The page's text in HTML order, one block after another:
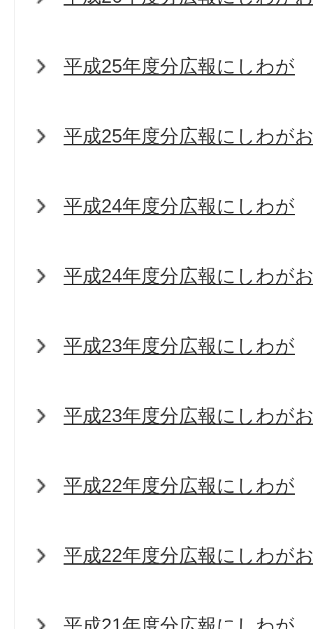
平成25年度分広報にしわが
平成25年度分広報にしわが
平成24年度分広報にしわが
平成24年度分広報にしわが
平成23年度分広報にしわが
平成23年度分広報にしわが
平成22年度分広報にしわが
平成22年度分広報にしわが